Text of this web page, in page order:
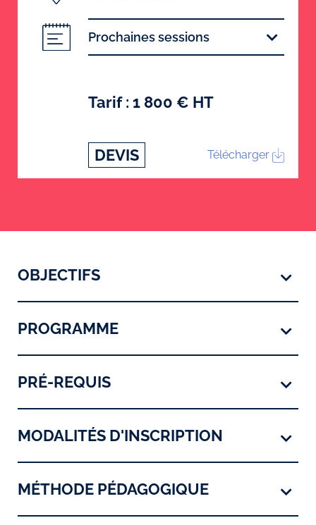
Prochaines sessions
Tarif : 1 800 € HT
DEVIS Télécharger
OBJECTIFS
PROGRAMME
PRÉ-REQUIS
MODALITÉS D'INSCRIPTION
MÉTHODE PÉDAGOGIQUE